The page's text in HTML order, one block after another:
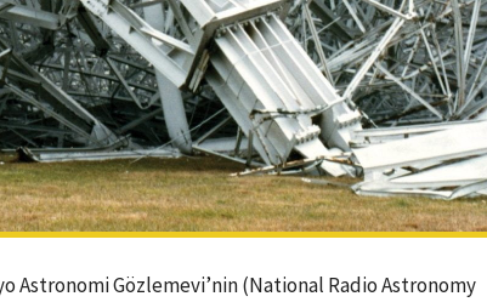
Astronomi Gözlemevi’nin (National Radio Astronomy